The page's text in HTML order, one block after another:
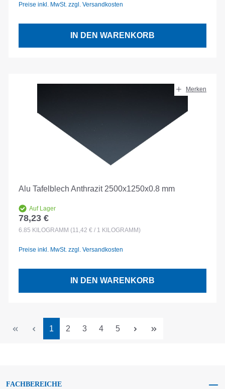
Preise inkl. MwSt. zzgl. Versandkosten
IN DEN WARENKORB
Merken
Alu Tafelblech Anthrazit 2500x1250x0.8 mm
Auf Lager
Regulärer Preis:
78,23 €
6.85 KILOGRAMM (11,42 € / 1 KILOGRAMM)
Preise inkl. MwSt. zzgl. Versandkosten
IN DEN WARENKORB
Seite
1 Seite
2 Seite
3 Seite
4 Seite
5
FACHBEREICHE